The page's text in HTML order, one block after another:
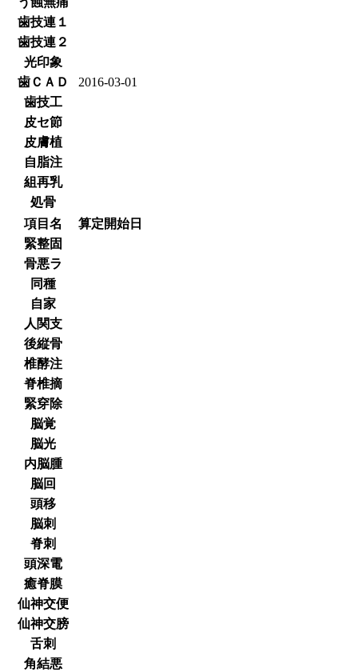
歯技連１
歯技連２
光印象
歯ＣＡＤ
2016-03-01
歯技工
皮セ節
皮膚植
自脂注
組再乳
処骨
項目名
算定開始日
緊整固
骨悪ラ
同種
自家
人関支
後縦骨
椎酵注
脊椎摘
緊穿除
脳覚
脳光
内脳腫
脳回
頭移
脳刺
脊刺
頭深電
癒脊膜
仙神交便
仙神交膀
舌刺
角結悪